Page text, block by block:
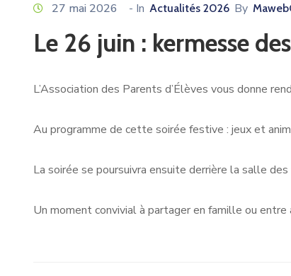
27 mai 2026 - In Actualités 2026 By
Le 26 juin : kermesse
L’Association des Parents d’Élèves vous donne
Au programme de cette soirée festive : jeux et
La soirée se poursuivra ensuite derrière la salle
Un moment convivial à partager en famille ou entre